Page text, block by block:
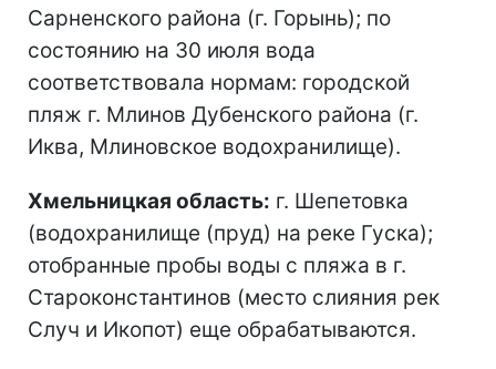
Сарненского района (г. Горынь); по
состоянию на 30 июля вода
соответствовала нормам: городской
пляж г. Млинов Дубенского района (г.
Иква, Млиновское водохранилище).
Хмельницкая область: г. Шепетовка
(водохранилище (пруд) на реке Гуска);
отобранные пробы воды с пляжа в г.
Староконстантинов (место слияния рек
Случ и Икопот) еще обрабатываются.